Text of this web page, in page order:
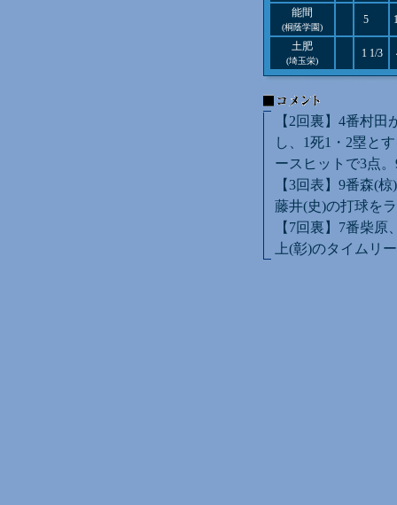
能間
(桐蔭学園)
5
土肥
(埼玉栄)
1 1/3
【2回裏】4番村
し、1死1・2塁と
ースヒットで3点
【3回表】9番森(
藤井(史)の打球を
【7回裏】7番柴
上(彰)のタイムリ